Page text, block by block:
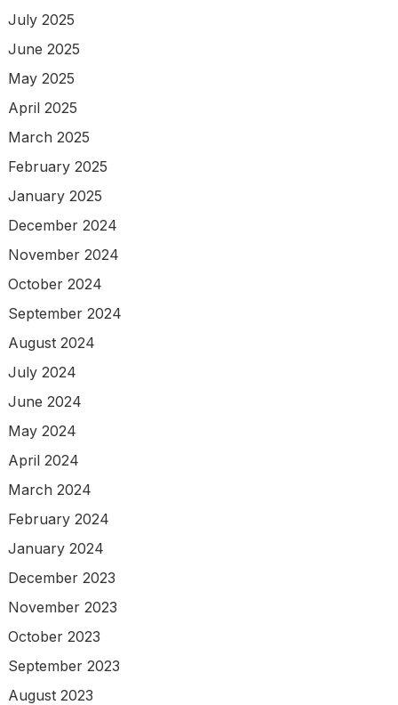
July 2025
June 2025
May 2025
April 2025
March 2025
February 2025
January 2025
December 2024
November 2024
October 2024
September 2024
August 2024
July 2024
June 2024
May 2024
April 2024
March 2024
February 2024
January 2024
December 2023
November 2023
October 2023
September 2023
August 2023